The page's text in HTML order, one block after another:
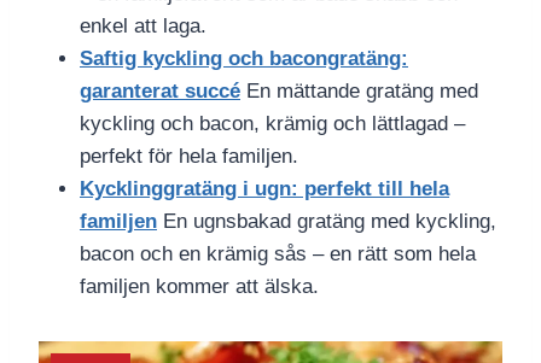
enkel att laga.
Saftig kyckling och bacongratäng:
garanterat succé En mättande gratäng med
kyckling och bacon, krämig och lättlagad –
perfekt för hela familjen.
Kycklinggratäng i ugn: perfekt till hela
familjen En ugnsbakad gratäng med kyckling,
bacon och en krämig sås – en rätt som hela
familjen kommer att älska.